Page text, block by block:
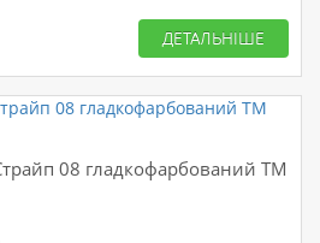
ДЕТАЛЬНІШЕ
08 гладкофарбований ТМ